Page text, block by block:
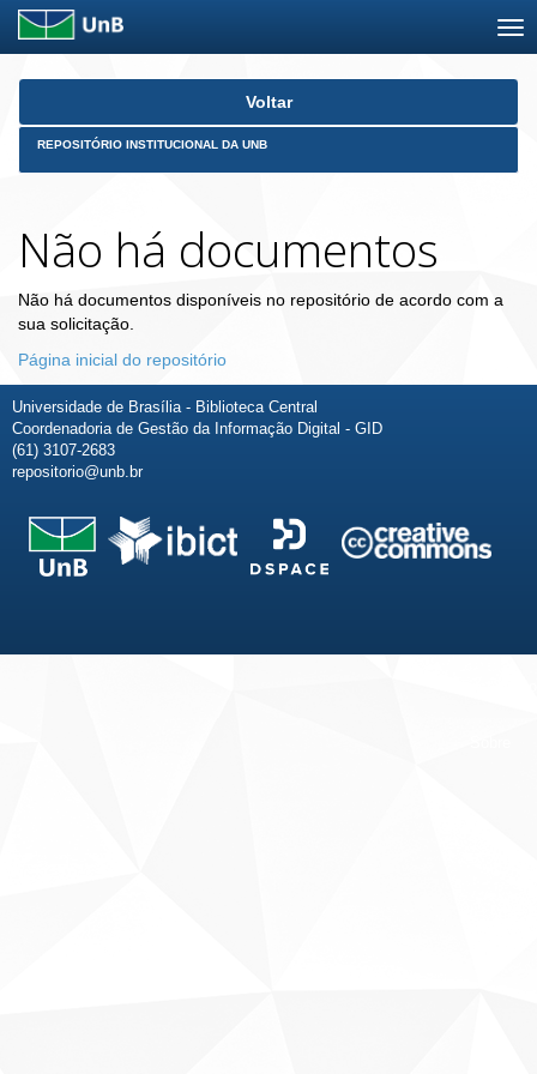
Skip
Voltar
REPOSITÓRIO INSTITUCIONAL DA UNB
Não há documentos
Não há documentos disponíveis no repositório de acordo com a
sua solicitação.
Página inicial do repositório
Universidade de Brasília - Biblioteca Central
Coordenadoria de Gestão da Informação Digital - GID
(61) 3107-2683
repositorio@unb.br